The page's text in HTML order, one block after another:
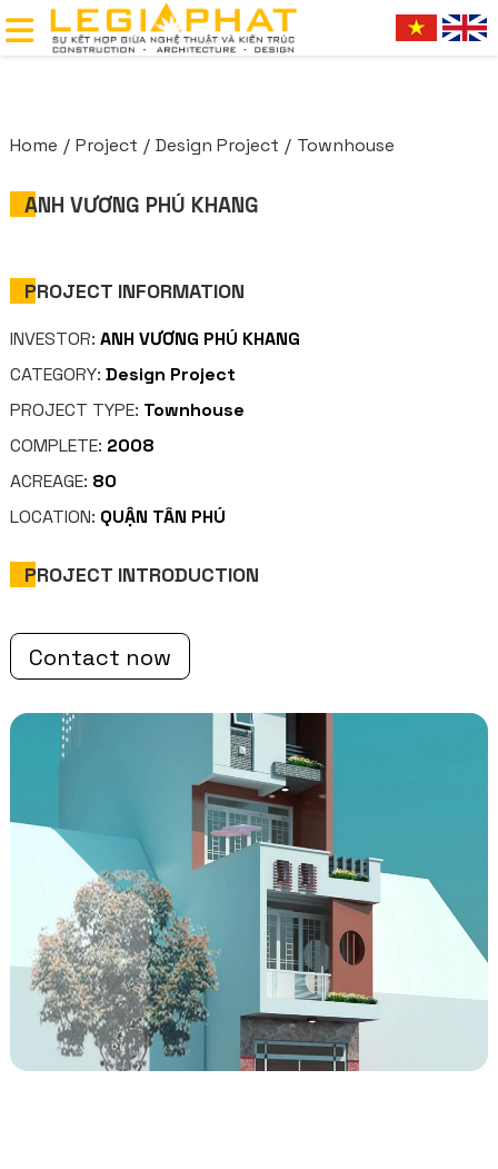
Home Project Design Project Townhouse
ANH VƯƠNG PHÚ KHANG
PROJECT INFORMATION
INVESTOR: ANH VƯƠNG PHÚ KHANG
CATEGORY: Design Project
PROJECT TYPE: Townhouse
COMPLETE: 2008
ACREAGE: 80
LOCATION: QUẬN TÂN PHÚ
PROJECT INTRODUCTION
Contact now